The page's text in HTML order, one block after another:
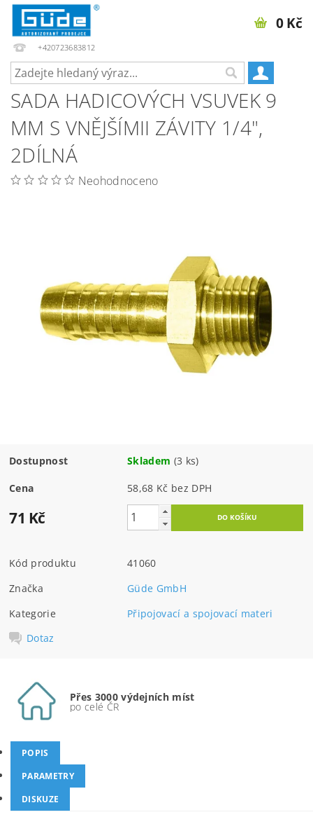
+420723683812
0 Kč
SADA HADICOVÝCH VSUVEK 9
MM S VNĚJŠÍMII ZÁVITY 1/4",
2DÍLNÁ
Neohodnoceno
Dostupnost Skladem (3 ks)
Cena 58,68 Kč bez DPH
71 Kč
Kód produktu
41060
Značka
Güde GmbH
Kategorie
Připojovací a spojovací materi
Dotaz
Přes 3000 výdejních míst
po celé ČR
POPIS
PARAMETRY
DISKUZE